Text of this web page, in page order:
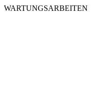
WARTUNGSARBEITEN